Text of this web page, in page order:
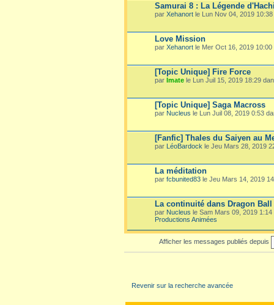
Samurai 8 : La Légende
par Xehanort le Lun Nov 04, 2019
Love Mission
par Xehanort le Mer Oct 16, 2019
[Topic Unique] Fire Force
par Imate le Lun Juil 15, 2019 18:29
[Topic Unique] Saga Macross
par Nucleus le Lun Juil 08, 2019 0:53
[Fanfic] Thales du Saiyen au
par LéoBardock le Jeu Mars 28, 2019
La méditation
par fcbunited83 le Jeu Mars 14, 2019
La continuité dans Dragon Ball
par Nucleus le Sam Mars 09, 2019
Productions Animées
Afficher les messages publiés depuis
Revenir sur la recherche avancée